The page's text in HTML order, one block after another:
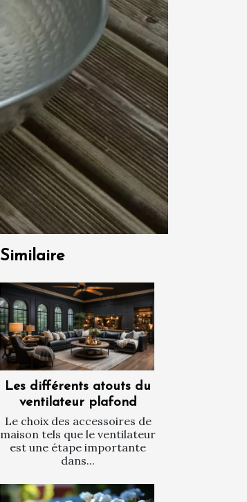
Similaire
Les différents atouts du
ventilateur plafond
Le choix des accessoires de
maison tels que le ventilateur
est une étape importante
dans...